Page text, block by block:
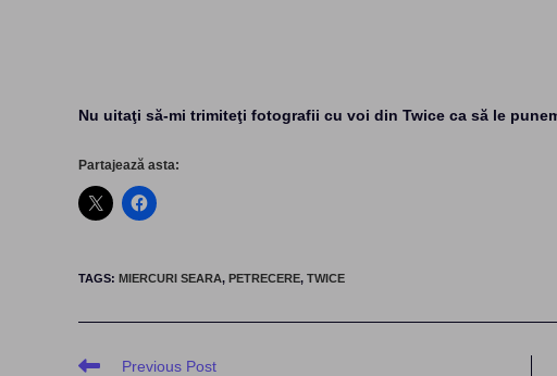
Nu uitaţi să-mi trimiteţi fotografii cu voi din Twice ca să le
Partajează asta:
TAGS: MIERCURI SEARA, PETRECERE, TWICE
Read
Previous Post